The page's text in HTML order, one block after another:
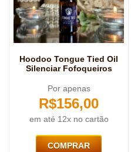
Hoodoo Tongue Tied Oil
Silenciar Fofoqueiros
Por apenas
R$156,00
em até 12x no cartão
COMPRAR